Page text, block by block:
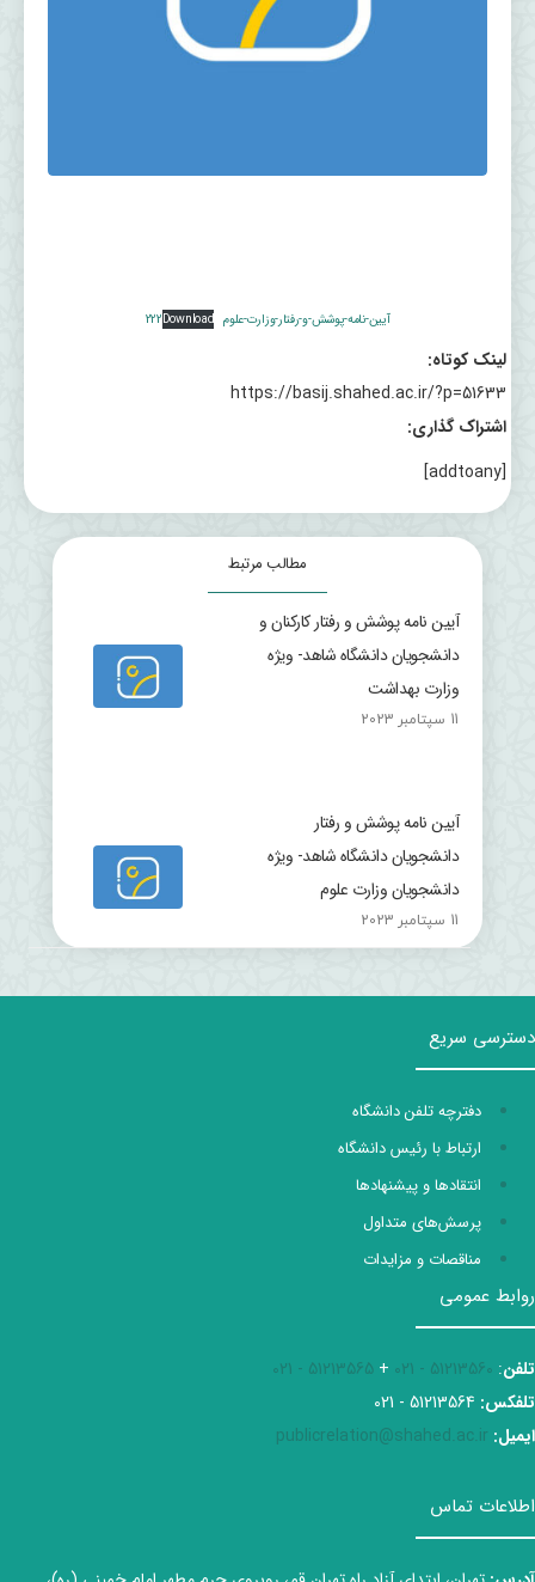
آیین-نامه-پوشش-و-رفتار-وزارت-علوم222 Download
لینک کوتاه:
https://basij.shahed.ac.ir/?p=51633
اشتراک گذاری:
[addtoany]
مطالب مرتبط
آیین نامه پوشش و رفتار کارکنان و
دانشجویان دانشگاه شاهد- ویژه
وزارت بهداشت
11 سپتامبر 2023
آیین نامه پوشش و رفتار
دانشجویان دانشگاه شاهد- ویژه
دانشجویان وزارت علوم
11 سپتامبر 2023
دسترسی سریع
دفترچه تلفن دانشگاه
ارتباط با رئیس دانشگاه
انتقادها و پیشنهادها
پرسش‌های متداول
مناقصات و مزایدات
روابط عمومی
تلفن:
51213560 - 021
+
51213565 - 021
تلفکس:
ایمیل: publicrelation@shahed.ac.ir
اطلاعات تماس